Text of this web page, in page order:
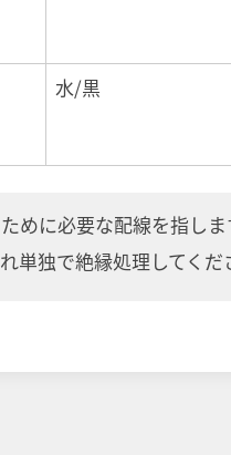
水/黒
めに必要な配線を指しま
単独で絶縁処理してくだ